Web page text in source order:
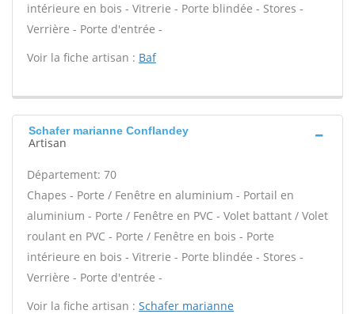
intérieure en bois - Vitrerie - Porte blindée - Stores -
Verrière - Porte d'entrée -
Voir la fiche artisan : Baf
Schafer marianne Conflandey
Artisan
Département: 70
Chapes - Porte / Fenêtre en aluminium - Portail en
aluminium - Porte / Fenêtre en PVC - Volet battant / Volet
roulant en PVC - Porte / Fenêtre en bois - Porte
intérieure en bois - Vitrerie - Porte blindée - Stores -
Verrière - Porte d'entrée -
Voir la fiche artisan : Schafer marianne